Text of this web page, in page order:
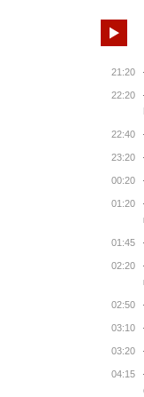
21:20
22:20
22:40
23:20
00:20
01:20
01:45
02:20
02:50
03:10
03:20
04:15